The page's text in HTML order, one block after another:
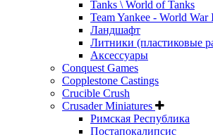
Tanks \ World of Tanks
Team Yankee - World War
Ландшафт
Литники (пластиковые
Аксессуары
Conquest Games
Copplestone Castings
Crucible Crush
Crusader Miniatures
Римская Республика
Постапокалипсис